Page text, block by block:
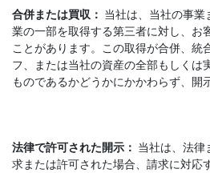
合併または買収： 当社は、当社の事
業の一部を取得する第三者に対し、お
ことがあります。この取得が合併、統
フ、または当社の資産の全部もしくは
ものであるかどうかにかかわらず、開
法律で許可された開示： 当社は、法律
求または許可された場合、請求に対応